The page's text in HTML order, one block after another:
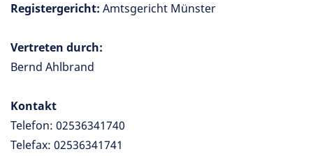
Registergericht: Amtsgericht Münster
Vertreten durch:
Bernd Ahlbrand
Kontakt
Telefon: 02536341740
Telefax: 02536341741